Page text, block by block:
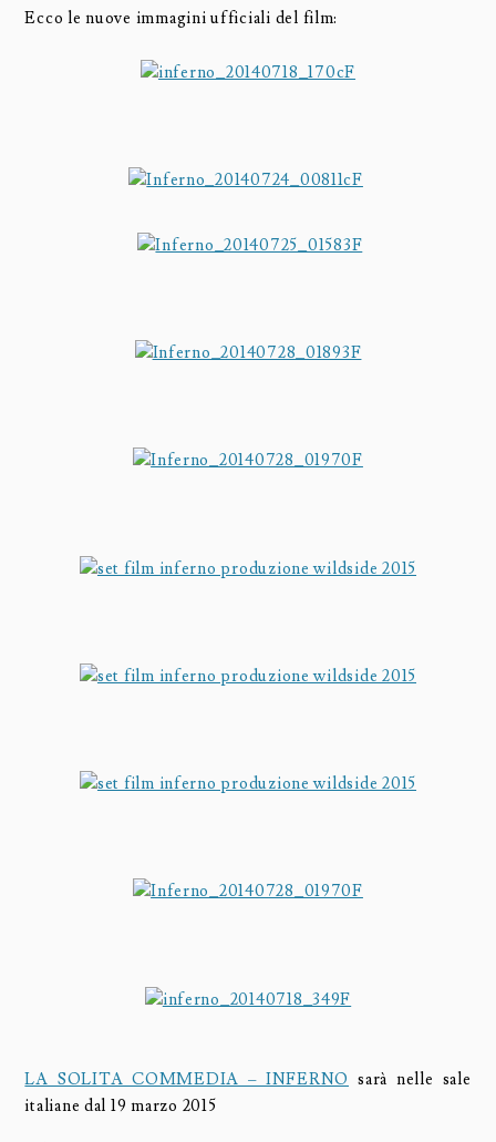
Ecco le nuove immagini ufficiali del film:
LA SOLITA COMMEDIA – INFERNO sarà nelle sale
italiane dal 19 marzo 2015